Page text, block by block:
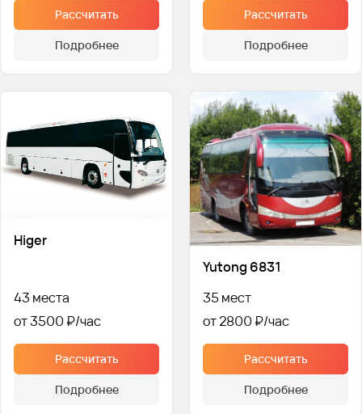
Рассчитать
Подробнее
Рассчитать
Подробнее
Higer
43 места
от 3500 ₽
Рассчитать
Подробнее
Yutong 6831
35 мест
от 2800 ₽
Рассчитать
Подробнее